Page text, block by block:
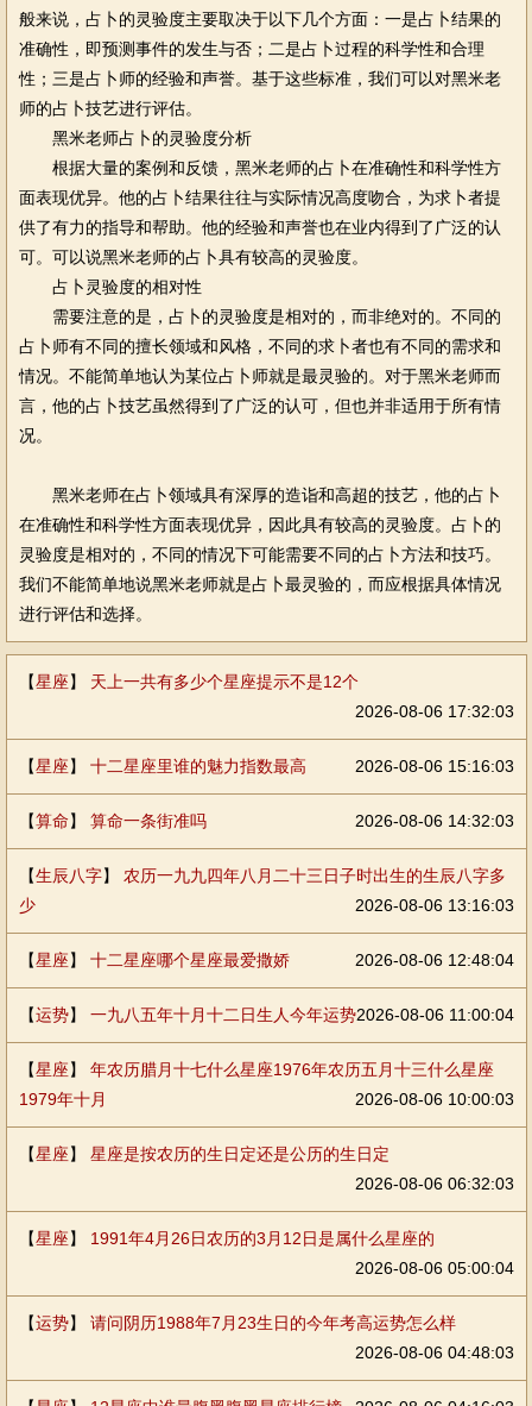
般来说，占卜的灵验度主要取决于以下几个方面：一是占卜结果的
准确性，即预测事件的发生与否；二是占卜过程的科学性和合理
性；三是占卜师的经验和声誉。基于这些标准，我们可以对黑米老
师的占卜技艺进行评估。
黑米老师占卜的灵验度分析
根据大量的案例和反馈，黑米老师的占卜在准确性和科学性方
面表现优异。他的占卜结果往往与实际情况高度吻合，为求卜者提
供了有力的指导和帮助。他的经验和声誉也在业内得到了广泛的认
可。可以说黑米老师的占卜具有较高的灵验度。
占卜灵验度的相对性
需要注意的是，占卜的灵验度是相对的，而非绝对的。不同的
占卜师有不同的擅长领域和风格，不同的求卜者也有不同的需求和
情况。不能简单地认为某位占卜师就是最灵验的。对于黑米老师而
言，他的占卜技艺虽然得到了广泛的认可，但也并非适用于所有情
况。
黑米老师在占卜领域具有深厚的造诣和高超的技艺，他的占卜
在准确性和科学性方面表现优异，因此具有较高的灵验度。占卜的
灵验度是相对的，不同的情况下可能需要不同的占卜方法和技巧。
我们不能简单地说黑米老师就是占卜最灵验的，而应根据具体情况
进行评估和选择。
【星座】 天上一共有多少个星座提示不是12个
2026-08-06 17:32:03
【星座】 十二星座里谁的魅力指数最高 2026-08-06 15:16:03
【算命】 算命一条街准吗 2026-08-06 14:32:03
【生辰八字】 农历一九九四年八月二十三日子时出生的生辰八字多
少
2026-08-06 13:16:03
【星座】 十二星座哪个星座最爱撒娇 2026-08-06 12:48:04
【运势】 一九八五年十月十二日生人今年运势2026-08-06 11:00:04
【星座】 年农历腊月十七什么星座1976年农历五月十三什么星座
1979年十月
2026-08-06 10:00:03
【星座】 星座是按农历的生日定还是公历的生日定
2026-08-06 06:32:03
【星座】 1991年4月26日农历的3月12日是属什么星座的
2026-08-06 05:00:04
【运势】 请问阴历1988年7月23生日的今年考高运势怎么样
2026-08-06 04:48:03